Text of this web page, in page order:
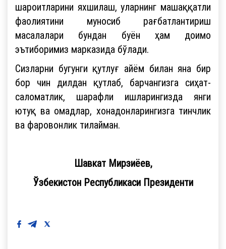
шароитларини яхшилаш, уларнинг машаққатли
фаолиятини муносиб рағбатлантириш
масалалари бундан буён ҳам доимо
эътиборимиз марказида бўлади.
Сизларни бугунги қутлуғ айём билан яна бир
бор чин дилдан қутлаб, барчангизга сиҳат-
саломатлик, шарафли ишларингизда янги
ютуқ ва омадлар, хонадонларингизга тинчлик
ва фаровонлик тилайман.
Шавкат Мирзиёев,
Ўзбекистон Республикаси Президенти